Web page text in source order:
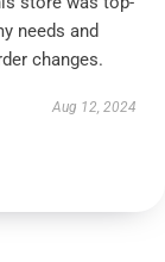
needs and
changes.
Aug 12, 2024